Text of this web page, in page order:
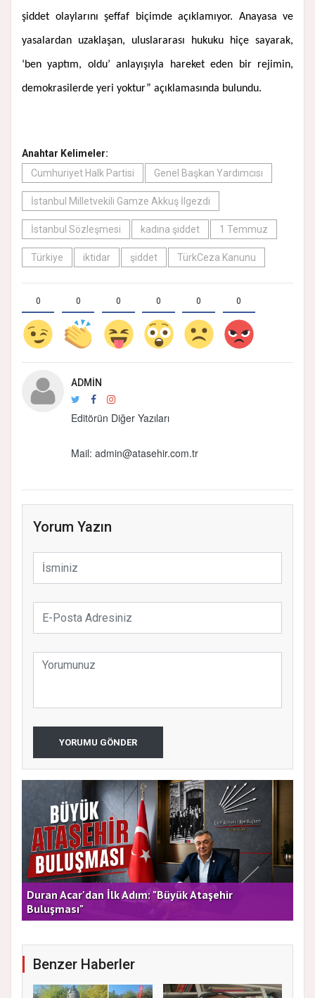
şiddet olaylarını şeffaf biçimde açıklamıyor. Anayasa ve
yasalardan uzaklaşan, uluslararası hukuku hiçe sayarak,
‘ben yaptım, oldu’ anlayışıyla hareket eden bir rejimin,
demokrasilerde yeri yoktur” açıklamasında bulundu.
Anahtar Kelimeler:
Cumhuriyet Halk Partisi
Genel Başkan Yardımcısı
İstanbul Milletvekili Gamze Akkuş İlgezdi
İstanbul Sözleşmesi kadına şiddet 1 Temmuz
Türkiye iktidar şiddet TürkCeza Kanunu
0 0 0 0 0 0
ADMIN
Editörün Diğer Yazıları
Mail: admin@atasehir.com.tr
Yorum Yazın
YORUMU GÖNDER
Duran Acar'dan İlk Adım: "Büyük Ataşehir
Buluşması"
Benzer Haberler